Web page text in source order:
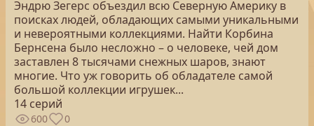
Эндрю Зегерс объездил всю Северную Америку в
поисках людей, обладающих самыми уникальными
и невероятными коллекциями. Найти Корбина
Бернсена было несложно – о человеке, чей дом
заставлен 8 тысячами снежных шаров, знают
многие. Что уж говорить об обладателе самой
большой коллекции игрушек...
14 серий
600 0